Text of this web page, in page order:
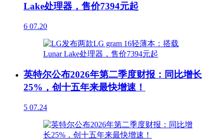
Lake处理器，售价7394元起
6 07.20
英特尔公布2026年第二季度财报：同比增长
25%，创十五年来最快增速！
5 07.24